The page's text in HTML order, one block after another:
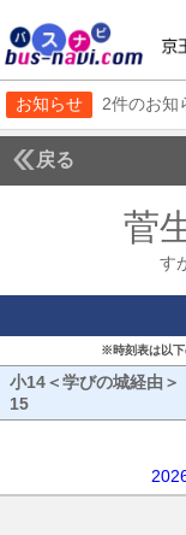
お知らせ 2件のお知
戻る
菅
す
※時刻表は以下
小14＜学びの城経由＞
15